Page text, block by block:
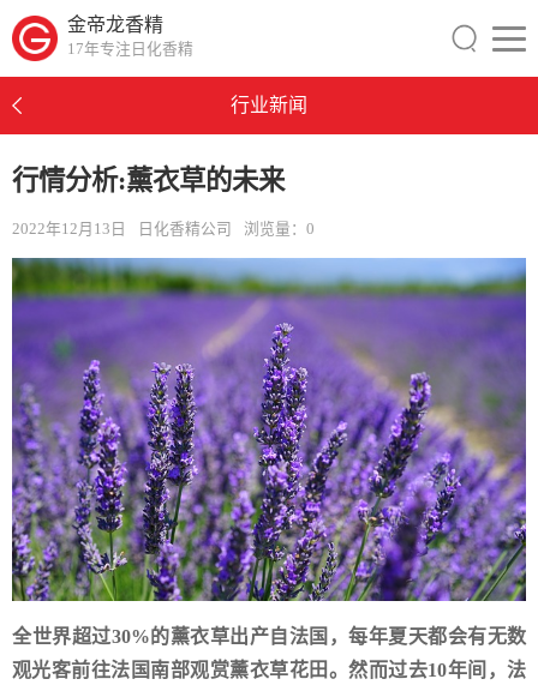
金帝龙香精
17年专注日化香精
行业新闻
行情分析:薰衣草的未来
2022年12月13日 日化香精公司 浏览量： 0
全世界超过30%的薰衣草出产自法国，每年夏天都会有无数
观光客前往法国南部观赏薰衣草花田。然而过去10年间，法